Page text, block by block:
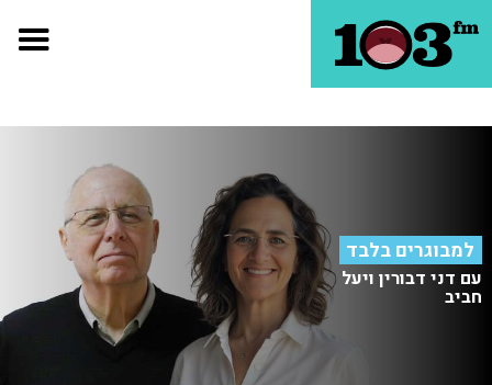
למבוגרים בלבד
עם דני דבורין ויעל
חביב